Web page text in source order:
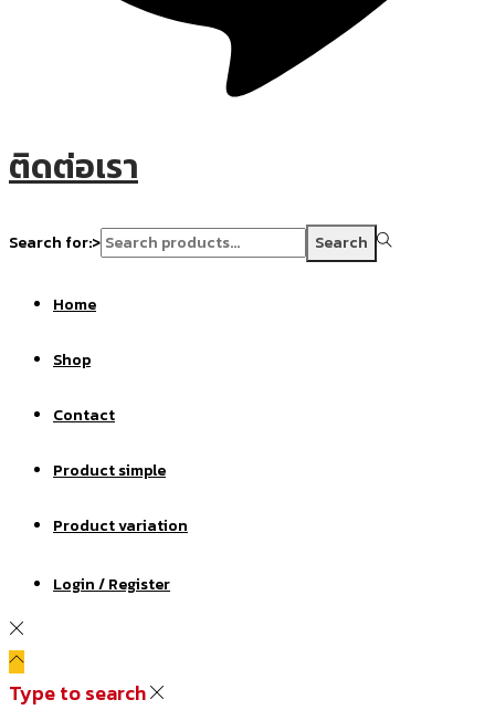
ติดต่อเรา
Search for:> Search
Home
Shop
Contact
Product simple
Product variation
Login / Register
Type to search